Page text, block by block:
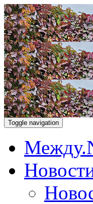
Toggle navigation